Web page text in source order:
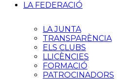
LA FEDERACIÓ
LA JUNTA
TRANSPARÈNCIA
ELS CLUBS
LLICÈNCIES
FORMACIÓ
PATROCINADORS